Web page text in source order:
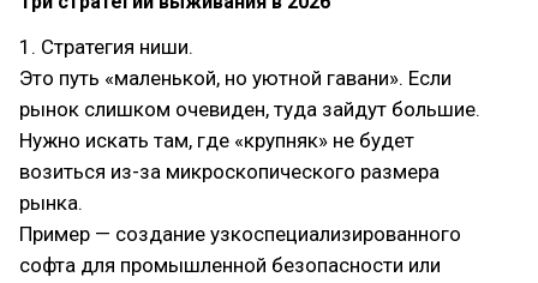
1. Стратегия ниши.
Это путь «маленькой, но уютной гавани». Если
рынок слишком очевиден, туда зайдут большие.
Нужно искать там, где «крупняк» не будет
возиться из-за микроскопического размера
рынка.
Пример — создание узкоспециализированного
софта для промышленной безопасности или